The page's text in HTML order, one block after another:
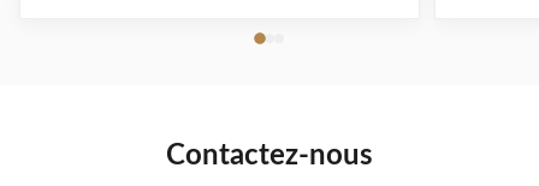
display of charging status. • Energy Efficiency ≥ 95%:
Contactez-nous